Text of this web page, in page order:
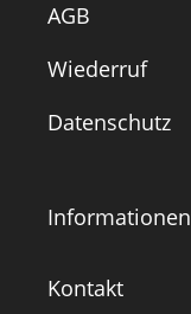
AGB
Wiederruf
Datenschutz
Informationen
Kontakt